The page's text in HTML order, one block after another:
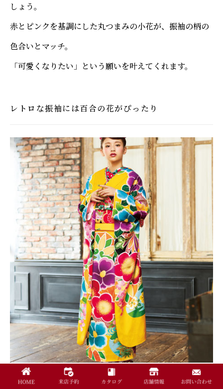
しょう。
赤とピンクを基調にした丸つまみの小花が、振袖の柄の
色合いとマッチ。
「可愛くなりたい」という願いを叶えてくれます。
レトロな振袖には百合の花がぴったり